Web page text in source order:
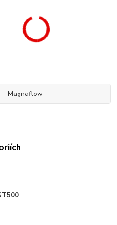
Magnaflow